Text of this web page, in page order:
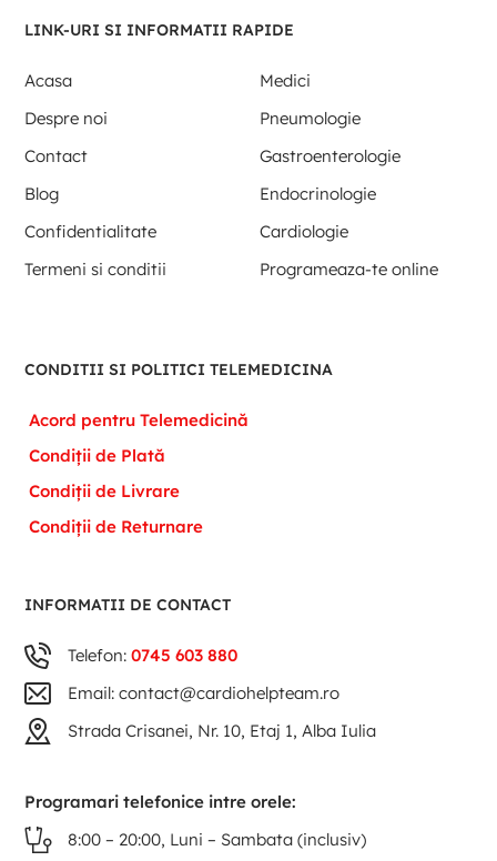
LINK-URI SI INFORMATII RAPIDE
Acasa
Medici
Despre noi
Pneumologie
Contact
Gastroenterologie
Blog
Endocrinologie
Confidentialitate
Cardiologie
Termeni si conditii
Programeaza-te online
CONDITII SI POLITICI TELEMEDICINA
Acord pentru Telemedicină
Condiții de Plată
Condiții de Livrare
Condiții de Returnare
INFORMATII DE CONTACT
Telefon:0745 603 880
Email: contact@cardiohelpteam.ro
Strada Crisanei, Nr. 10, Etaj 1, Alba Iulia
Programari telefonice intre orele:
8:00 – 20:00, Luni – Sambata (inclusiv)